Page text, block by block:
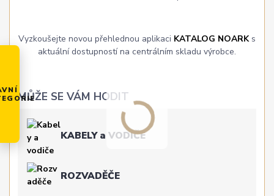
Vyzkoušejte novou přehlednou aplikaci KATALOG NOARKs
aktuální dostupností na centrálním skladu výrobce.
MŮŽE SE VÁM HODIT
KABELY a VODIČE
ROZVADĚČE